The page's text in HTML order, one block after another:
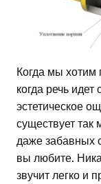
Когда мы хотим
когда речь
эстетическое
существует так
даже забавных
вы любите.
звучит легко и